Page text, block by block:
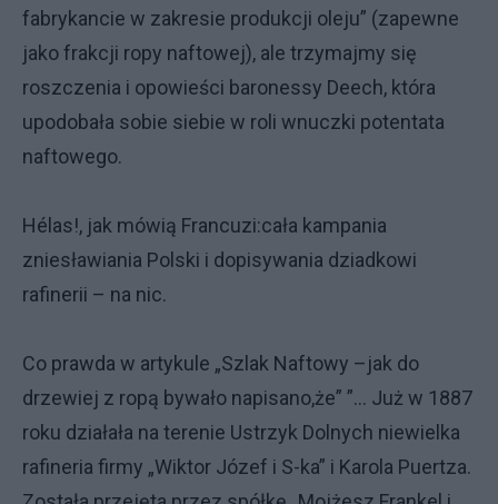
fabrykancie w zakresie produkcji oleju” (zapewne
jako frakcji ropy naftowej), ale trzymajmy się
roszczenia i opowieści baronessy Deech, która
upodobała sobie siebie w roli wnuczki potentata
naftowego.
Hélas!, jak mówią Francuzi:cała kampania
zniesławiania Polski i dopisywania dziadkowi
rafinerii – na nic.
Co prawda w artykule „Szlak Naftowy –jak do
drzewiej z ropą bywało napisano,że” ”… Już w 1887
roku działała na terenie Ustrzyk Dolnych niewielka
rafineria firmy „Wiktor Józef i S-ka” i Karola Puertza.